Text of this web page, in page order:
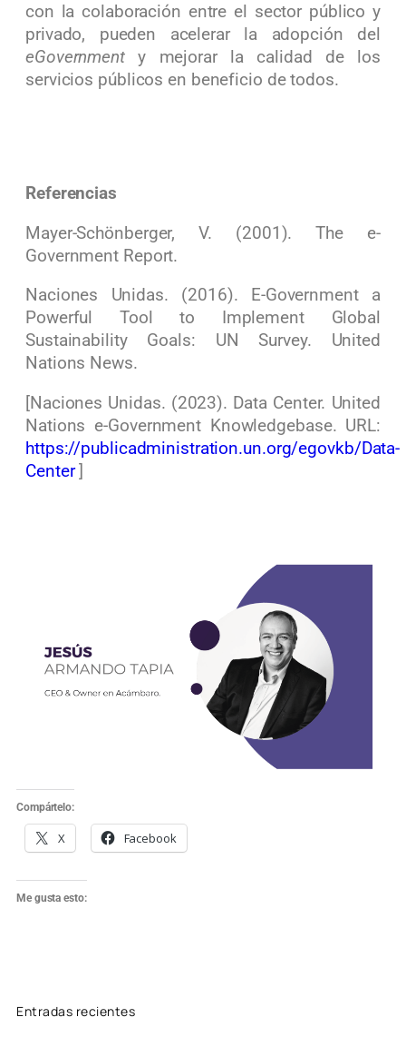
con la colaboración entre el sector público y
privado, pueden acelerar la adopción del
eGovernmenty mejorar la calidad de los
servicios públicos en beneficio de todos.
Referencias
Mayer-Schönberger, V. (2001). The e-
Government Report.
Naciones Unidas. (2016). E-Government a
Powerful Tool to Implement Global
Sustainability Goals: UN Survey. United
Nations News.
[Naciones Unidas. (2023). Data Center. United
Nations e-Government Knowledgebase. URL:
https://publicadministration.un.org/egovkb/Data-
Center]
Compártelo:
X Facebook
Me gusta esto:
Entradas recientes